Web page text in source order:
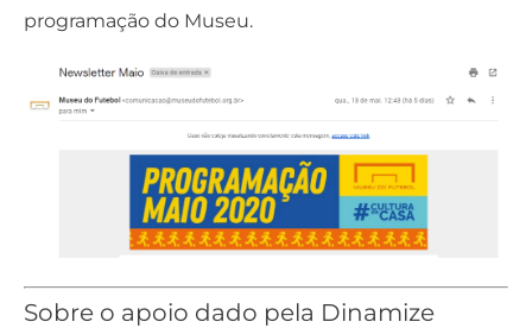
programação do Museu.
Sobre o apoio dado pela Dinamize